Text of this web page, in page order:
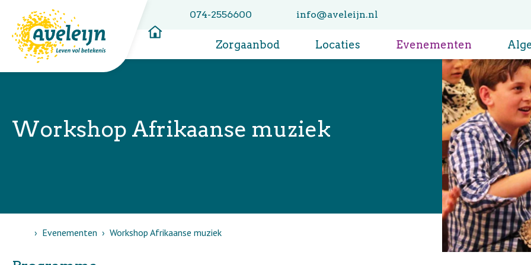
074-2556600
info@aveleijn.nl
Zorgaanbod Locaties Evenementen
Workshop Afrikaanse muziek
HomeEvenementen Workshop Afrikaanse muziek